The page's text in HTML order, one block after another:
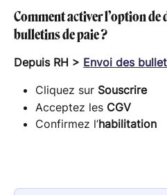
Comment activer l’option
bulletins de paie ?
Depuis RH > Envoi des
Cliquez sur Souscrire
Acceptez les CGV
Confirmez l’habilitation